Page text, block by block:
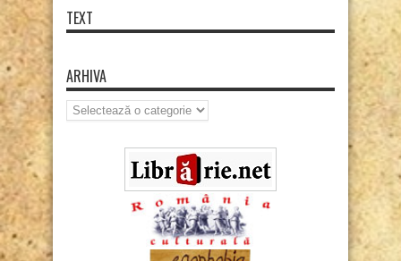
TEXT
ARHIVA
Arhiva